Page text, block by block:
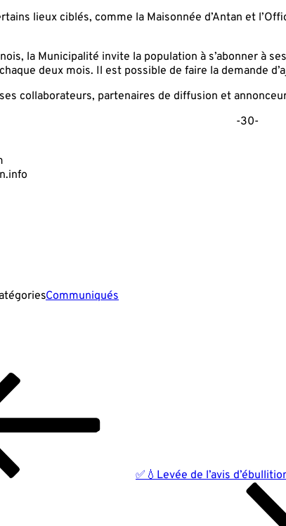
lieux ciblés, comme la Maisonnée d’Antan et
la Municipalité invite la population à s’abonner à
deux mois. Il est possible de faire la demande
collaborateurs, partenaires de diffusion et
-30-
Communiqués
✅💧Levée de l’avis